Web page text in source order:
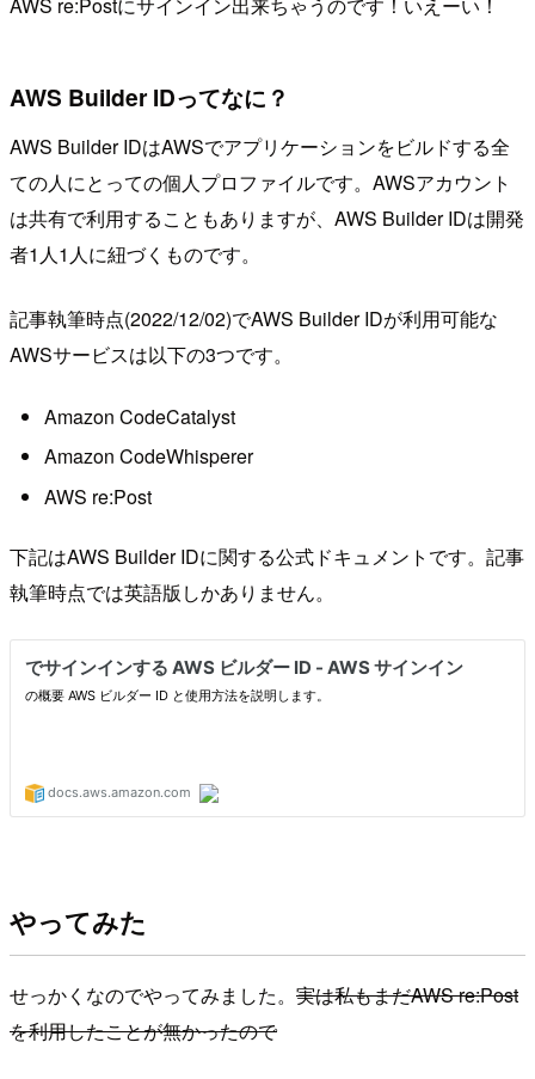
AWS Builder IDってなに？
AWS Builder IDはAWSでアプリケーションをビルドする全
ての人にとっての個人プロファイルです。AWSアカウント
は共有で利用することもありますが、AWS Builder IDは開発
者1人1人に紐づくものです。
記事執筆時点(2022/12/02)でAWS Builder IDが利用可能な
AWSサービスは以下の3つです。
Amazon CodeCatalyst
Amazon CodeWhisperer
AWS re:Post
下記はAWS Builder IDに関する公式ドキュメントです。記事
執筆時点では英語版しかありません。
やってみた
せっかくなのでやってみました。 実は私もまだAWS re:Post
を利用したことが無かったので